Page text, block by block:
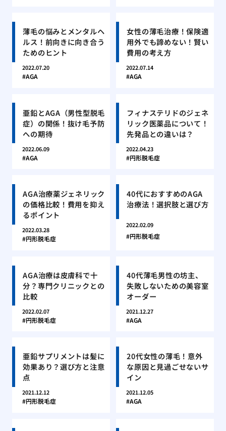
薄毛の悩みとメンタルヘ
ルス！前向きに向き合う
ためのヒント
2022.07.20
AGA
女性の薄毛治療！保険適
用外でも諦めない！賢い
費用の考え方
2022.07.14
AGA
亜鉛とAGA（男性型脱毛
症）の関係！抜け毛予防
への期待
2022.06.09
AGA
フィナステリドのジェネ
リック医薬品について！
先発品との違いは？
2022.04.23
円形脱毛症
AGA治療薬ジェネリック
の価格比較！費用を抑え
るポイント
2022.03.28
円形脱毛症
40代におすすめのAGA
治療法！選択肢と選び方
2022.02.09
円形脱毛症
AGA治療は皮膚科で十
分？専門クリニックとの
比較
2022.02.07
円形脱毛症
40代薄毛男性の坊主、
失敗しないための美容室
オーダー
2021.12.27
AGA
亜鉛サプリメントは髪に
効果あり？選び方と注意
点
2021.12.12
円形脱毛症
20代女性の薄毛！意外
な原因と見過ごせないサ
イン
2021.12.05
AGA